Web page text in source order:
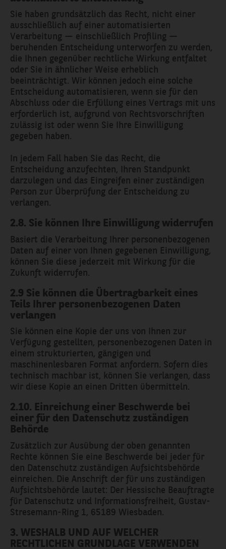
Sie haben grundsätzlich das Recht, nicht einer
ausschließlich auf einer automatisierten
Verarbeitung — einschließlich Profiling —
beruhenden Entscheidung unterworfen zu werden,
die Ihnen gegenüber rechtliche Wirkung entfaltet
oder Sie in ähnlicher Weise erheblich
beeinträchtigt. Wir können jedoch eine solche
Entscheidung automatisieren, wenn sie für den
Abschluss oder die Erfüllung eines Vertrags mit uns
erforderlich ist, aufgrund von Rechtsvorschriften
zulässig ist oder wenn Sie Ihre Einwilligung
gegeben haben.
In jedem Fall haben Sie das Recht, die
Entscheidung anzufechten, Ihren Standpunkt
darzulegen und das Eingreifen einer zuständigen
Person zur Überprüfung der Entscheidung zu
verlangen.
2.8. Sie können Ihre Einwilligung widerrufen
Basiert die Verarbeitung Ihrer personenbezogenen
Daten auf einer von Ihnen gegebenen Einwilligung,
können Sie diese jederzeit mit Wirkung für die
Zukunft widerrufen.
2.9 Sie können die Übertragbarkeit eines
Teils Ihrer personenbezogenen Daten
verlangen
Sie können eine Kopie der uns von Ihnen zur
Verfügung gestellten, personenbezogenen Daten in
einem strukturierten, gängigen und
maschinenlesbaren Format anfordern. Sofern dies
technisch machbar ist, können Sie verlangen, dass
wir diese Kopie an einen Dritten übermitteln.
2.10. Einreichung einer Beschwerde bei
einer für den Datenschutz zuständigen
Behörde
Zusätzlich zur Ausübung der oben genannten
Rechte können Sie eine Beschwerde bei jeder für
den Datenschutz zuständigen Aufsichtsbehörde
einreichen. Die Anschrift der für uns zuständigen
Aufsichtsbehörde lautet: Der Hessische Beauftragte
für Datenschutz und Informationsfreiheit, Gustav-
Stresemann-Ring 1, 65189 Wiesbaden.
3. WESHALB UND AUF WELCHER
RECHTLICHEN GRUNDLAGE VERWENDEN